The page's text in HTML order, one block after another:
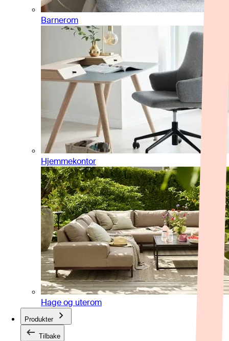
Barnerom
Hjemmekontor
Hage og uterom
Produkter
Tilbake